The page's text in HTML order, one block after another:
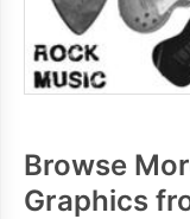
Browse
Graphics